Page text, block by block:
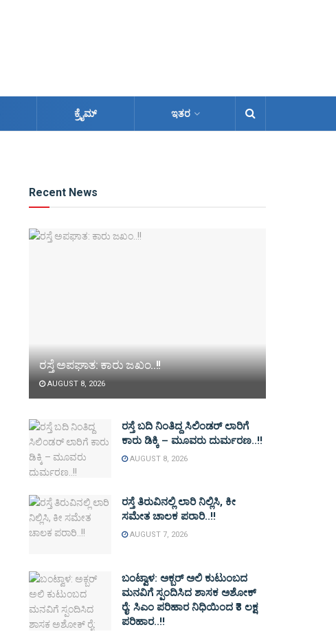
ಕ್ರೈಮ್ ಇತರ
Recent News
ರಸ್ತೆ ಅಪಘಾತ: ಕಾರು ಜಖಂ..!!
AUGUST 8, 2026
ರಸ್ತೆ ಬದಿ ನಿಂತಿದ್ದ ಸಿಲಿಂಡರ್ ಲಾರಿಗೆ
ಕಾರು ಡಿಕ್ಕಿ – ಮೂವರು ದುರ್ಮರಣ..!!
AUGUST 8, 2026
ರಸ್ತೆ ತಿರುವಿನಲ್ಲಿ ಲಾರಿ ನಿಲ್ಲಿಸಿ, ಕೀ
ಸಮೇತ ಚಾಲಕ ಪರಾರಿ..!!
AUGUST 7, 2026
ಬಂಟ್ವಾಳ: ಅಕ್ಬರ್ ಅಲಿ ಕುಟುಂಬದ
ಮನವಿಗೆ ಸ್ಪಂದಿಸಿದ ಶಾಸಕ ಅಶೋಕ್
ರೈ: ಸಿಎಂ ಪರಿಹಾರ ನಿಧಿಯಿಂದ ₹3 ಲಕ್ಷ
ಪರಿಹಾರ..!!